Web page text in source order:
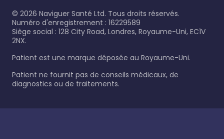
© 2026 Naviguer Santé Ltd. Tous droits réservés.
Numéro d'enregistrement : 16229589
Siège social : 128 City Road, Londres, Royaume-Uni, EC1V
2NX.
Patient est une marque déposée au Royaume-Uni.
Patient ne fournit pas de conseils médicaux, de
diagnostics ou de traitements.